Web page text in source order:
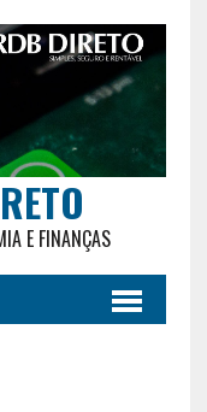
E FINANÇAS